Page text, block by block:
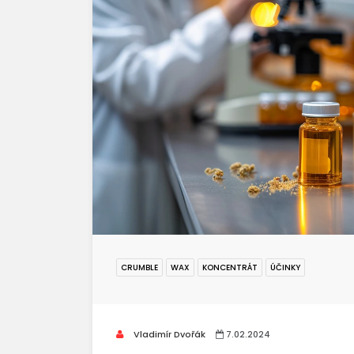
CRUMBLE WAX KONCENTRÁT ÚČINKY
Vladimír Dvořák 7.02.2024